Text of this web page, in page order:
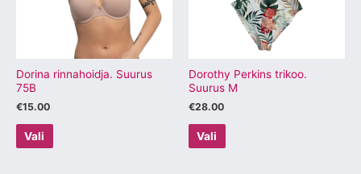
Dorina rinnahoidja. Suurus
75B
€15.00
Vali
Valikuid
saab
teha
tootelehel.
Dorothy Perkins trikoo.
Suurus M
€28.00
Vali
Valikuid
saab
tootelehel.